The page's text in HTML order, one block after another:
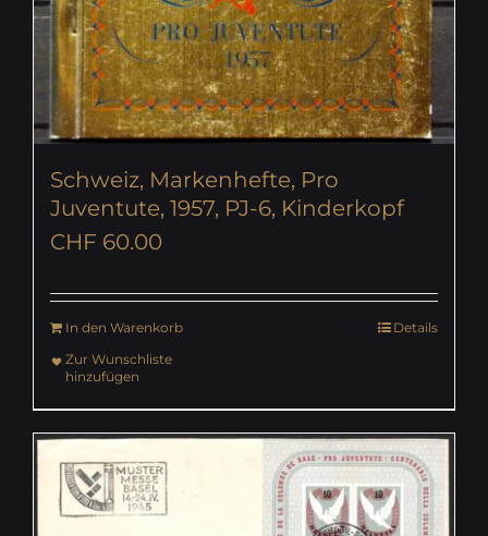
Schweiz, Markenhefte, Pro
Juventute, 1957, PJ-6, Kinderkopf
CHF 60.00
In den Warenkorb
Details
Zur Wunschliste
hinzufügen